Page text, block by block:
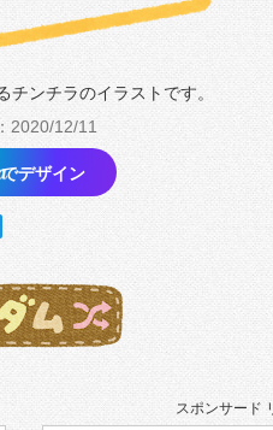
チンチラのイラストです。
2020/12/11
でデザイン
スポンサード